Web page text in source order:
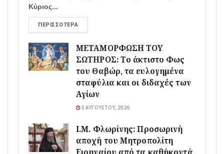
Κύριος...
ΠΕΡΙΣΣΌΤΕΡΑ
ΜΕΤΑΜΟΡΦΩΣΗ ΤΟΥ
ΣΩΤΗΡΟΣ: Το άκτιστο Φως
του Θαβώρ, τα ευλογημένα
σταφύλια και οι διδαχές των
Αγίων
5 ΑΥΓΟΎΣΤΟΥ, 2026
Ι.Μ. Φλωρίνης: Προσωρινή
αποχή του Μητροπολίτη